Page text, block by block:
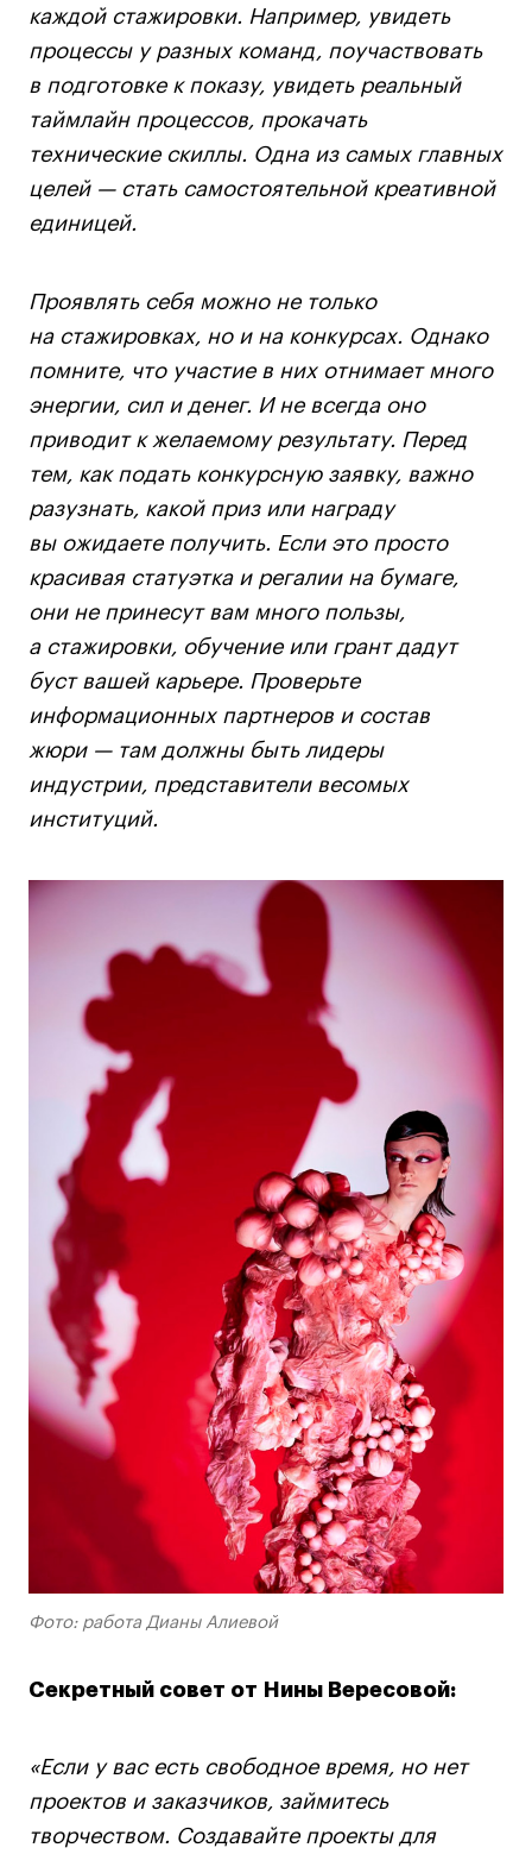
каждой стажировки. Например, увидеть
процессы у разных команд, поучаствовать
в подготовке к показу, увидеть реальный
таймлайн процессов, прокачать
технические скиллы. Одна из самых главных
целей — стать самостоятельной креативной
единицей.
Проявлять себя можно не только
на стажировках, но и на конкурсах. Однако
помните, что участие в них отнимает много
энергии, сил и денег. И не всегда оно
приводит к желаемому результату. Перед
тем, как подать конкурсную заявку, важно
разузнать, какой приз или награду
вы ожидаете получить. Если это просто
красивая статуэтка и регалии на бумаге,
они не принесут вам много пользы,
а стажировки, обучение или грант дадут
буст вашей карьере. Проверьте
информационных партнеров и состав
жюри — там должны быть лидеры
индустрии, представители весомых
институций.
Фото: работа Дианы Алиевой
Секретный совет от Нины Вересовой:
«Если у вас есть свободное время, но нет
проектов и заказчиков, займитесь
творчеством. Создавайте проекты для